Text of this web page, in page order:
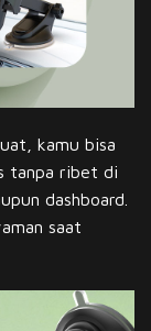
kamu bisa
tanpa ribet di
dashboard.
saat